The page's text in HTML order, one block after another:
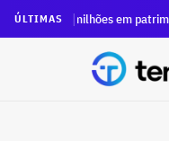
ÚLTIMAS
47 milhões em patrimônio